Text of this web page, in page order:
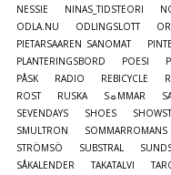
NESSIE
NINAS_TIDSTEORI
ODLA.NU
ODLINGSLOTT
PIETARSAAREN SANOMAT
PLANTERINGSBORD
POESI
PÅSK
RADIO REBICYCLE
ROST
RUSKA S☼MMAR
SEVENDAYS
SHOES
SMULTRON
SOMMARROMANS
STRÖMSÖ
SUBSTRAL
SÅKALENDER
TAKATALVI